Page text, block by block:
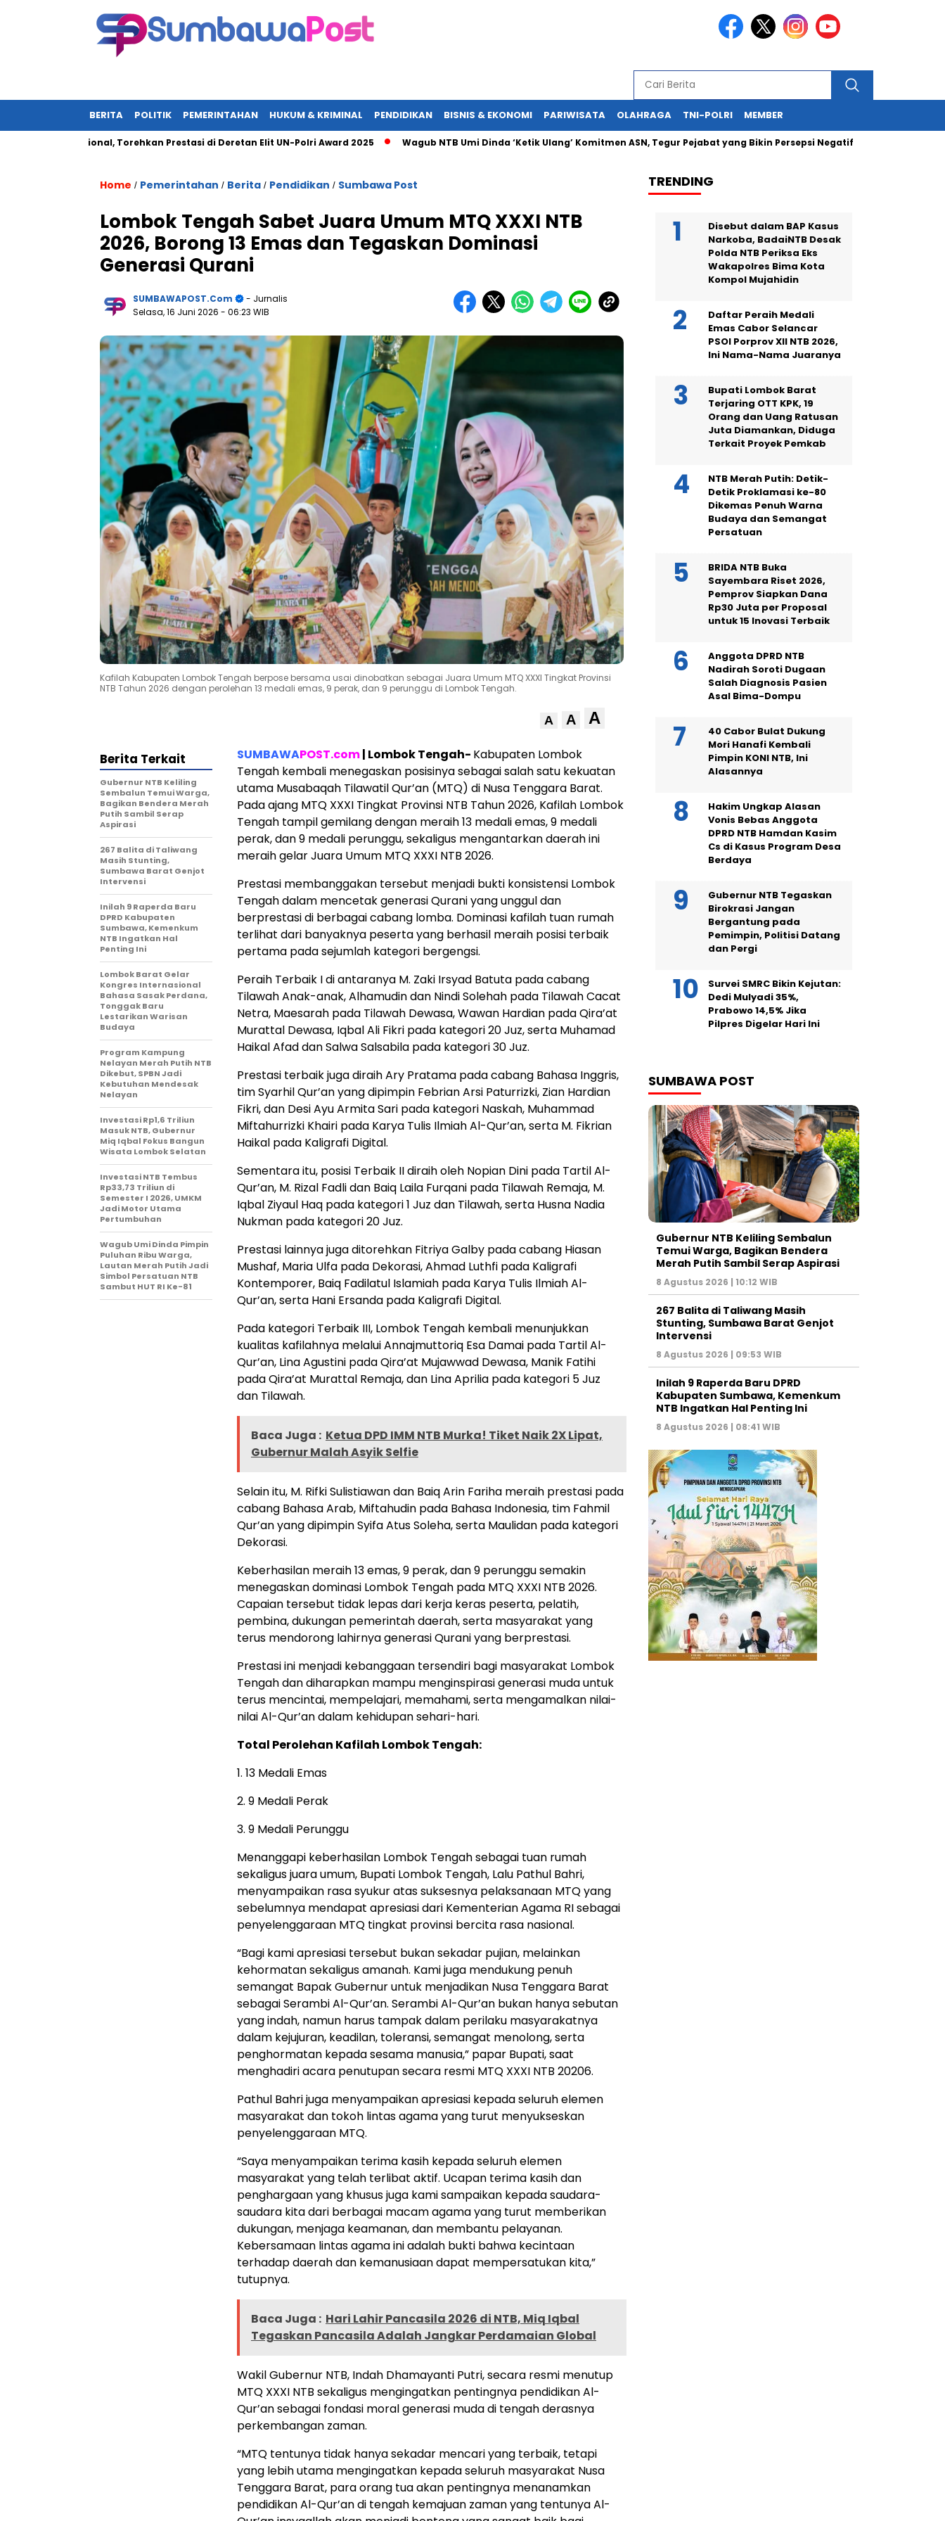
BERITA POLITIK PEMERINTAHAN HUKUM & KRIMINAL PENDIDIKAN BISNIS & EKONOMI PARIWISATA OLAHRAGA TNI-POLRI MEMBER
Nasional, Torehkan Prestasi di Deretan Elit UN-Polri Award 2025 Wagub NTB Umi Dinda ‘Ketik Ulang’ Komitmen ASN, Tegur Pejabat yang Bikin Persepsi Negatif Kapolda NTB Hadi
Home / Pemerintahan / Berita / Pendidikan / Sumbawa Post
Lombok Tengah Sabet Juara Umum MTQ XXXI NTB
2026, Borong 13 Emas dan Tegaskan Dominasi
Generasi Qurani
SUMBAWAPOST.com
- Jurnalis
Selasa, 16 Juni 2026 - 06:23 WIB
Kafilah Kabupaten Lombok Tengah berpose bersama usai dinobatkan sebagai Juara Umum MTQ XXXI Tingkat Provinsi
NTB Tahun 2026 dengan perolehan 13 medali emas, 9 perak, dan 9 perunggu di Lombok Tengah.
A A A
SUMBAWAPOST.com| Lombok Tengah- Kabupaten Lombok
Tengah kembali menegaskan posisinya sebagai salah satu kekuatan
utama Musabaqah Tilawatil Qur’an (MTQ) di Nusa Tenggara Barat.
Pada ajang MTQ XXXI Tingkat Provinsi NTB Tahun 2026, Kafilah Lombok
Tengah tampil gemilang dengan meraih 13 medali emas, 9 medali
perak, dan 9 medali perunggu, sekaligus mengantarkan daerah ini
meraih gelar Juara Umum MTQ XXXI NTB 2026.
Prestasi membanggakan tersebut menjadi bukti konsistensi Lombok
Tengah dalam mencetak generasi Qurani yang unggul dan
berprestasi di berbagai cabang lomba. Dominasi kafilah tuan rumah
terlihat dari banyaknya peserta yang berhasil meraih posisi terbaik
pertama pada sejumlah kategori bergengsi.
Peraih Terbaik I di antaranya M. Zaki Irsyad Batuta pada cabang
Tilawah Anak-anak, Alhamudin dan Nindi Solehah pada Tilawah Cacat
Netra, Maesarah pada Tilawah Dewasa, Wawan Hardian pada Qira’at
Murattal Dewasa, Iqbal Ali Fikri pada kategori 20 Juz, serta Muhamad
Haikal Afad dan Salwa Salsabila pada kategori 30 Juz.
Prestasi terbaik juga diraih Ary Pratama pada cabang Bahasa Inggris,
tim Syarhil Qur’an yang dipimpin Febrian Arsi Paturrizki, Zian Hardian
Fikri, dan Desi Ayu Armita Sari pada kategori Naskah, Muhammad
Miftahurrizki Khairi pada Karya Tulis Ilmiah Al-Qur’an, serta M. Fikrian
Haikal pada Kaligrafi Digital.
Sementara itu, posisi Terbaik II diraih oleh Nopian Dini pada Tartil Al-
Qur’an, M. Rizal Fadli dan Baiq Laila Furqani pada Tilawah Remaja, M.
Iqbal Ziyaul Haq pada kategori 1 Juz dan Tilawah, serta Husna Nadia
Nukman pada kategori 20 Juz.
Prestasi lainnya juga ditorehkan Fitriya Galby pada cabang Hiasan
Mushaf, Maria Ulfa pada Dekorasi, Ahmad Luthfi pada Kaligrafi
Kontemporer, Baiq Fadilatul Islamiah pada Karya Tulis Ilmiah Al-
Qur’an, serta Hani Ersanda pada Kaligrafi Digital.
Pada kategori Terbaik III, Lombok Tengah kembali menunjukkan
kualitas kafilahnya melalui Annajmuttoriq Esa Damai pada Tartil Al-
Qur’an, Lina Agustini pada Qira’at Mujawwad Dewasa, Manik Fatihi
pada Qira’at Murattal Remaja, dan Lina Aprilia pada kategori 5 Juz
dan Tilawah.
Baca Juga : Ketua DPD IMM NTB Murka! Tiket Naik 2X Lipat,
Gubernur Malah Asyik Selfie
Selain itu, M. Rifki Sulistiawan dan Baiq Arin Fariha meraih prestasi pada
cabang Bahasa Arab, Miftahudin pada Bahasa Indonesia, tim Fahmil
Qur’an yang dipimpin Syifa Atus Soleha, serta Maulidan pada kategori
Dekorasi.
Keberhasilan meraih 13 emas, 9 perak, dan 9 perunggu semakin
menegaskan dominasi Lombok Tengah pada MTQ XXXI NTB 2026.
Capaian tersebut tidak lepas dari kerja keras peserta, pelatih,
pembina, dukungan pemerintah daerah, serta masyarakat yang
terus mendorong lahirnya generasi Qurani yang berprestasi.
Prestasi ini menjadi kebanggaan tersendiri bagi masyarakat Lombok
Tengah dan diharapkan mampu menginspirasi generasi muda untuk
terus mencintai, mempelajari, memahami, serta mengamalkan nilai-
nilai Al-Qur’an dalam kehidupan sehari-hari.
Total Perolehan Kafilah Lombok Tengah:
1. 13 Medali Emas
2. 9 Medali Perak
3. 9 Medali Perunggu
Menanggapi keberhasilan Lombok Tengah sebagai tuan rumah
sekaligus juara umum, Bupati Lombok Tengah, Lalu Pathul Bahri,
menyampaikan rasa syukur atas suksesnya pelaksanaan MTQ yang
sebelumnya mendapat apresiasi dari Kementerian Agama RI sebagai
penyelenggaraan MTQ tingkat provinsi bercita rasa nasional.
“Bagi kami apresiasi tersebut bukan sekadar pujian, melainkan
kehormatan sekaligus amanah. Kami juga mendukung penuh
semangat Bapak Gubernur untuk menjadikan Nusa Tenggara Barat
sebagai Serambi Al-Qur’an. Serambi Al-Qur’an bukan hanya sebutan
yang indah, namun harus tampak dalam perilaku masyarakatnya
dalam kejujuran, keadilan, toleransi, semangat menolong, serta
penghormatan kepada sesama manusia,” papar Bupati, saat
menghadiri acara penutupan secara resmi MTQ XXXI NTB 20206.
Pathul Bahri juga menyampaikan apresiasi kepada seluruh elemen
masyarakat dan tokoh lintas agama yang turut menyukseskan
penyelenggaraan MTQ.
“Saya menyampaikan terima kasih kepada seluruh elemen
masyarakat yang telah terlibat aktif. Ucapan terima kasih dan
penghargaan yang khusus juga kami sampaikan kepada saudara-
saudara kita dari berbagai macam agama yang turut memberikan
dukungan, menjaga keamanan, dan membantu pelayanan.
Kebersamaan lintas agama ini adalah bukti bahwa kecintaan
terhadap daerah dan kemanusiaan dapat mempersatukan kita,”
tutupnya.
Baca Juga : Hari Lahir Pancasila 2026 di NTB, Miq Iqbal
Tegaskan Pancasila Adalah Jangkar Perdamaian Global
Wakil Gubernur NTB, Indah Dhamayanti Putri, secara resmi menutup
MTQ XXXI NTB sekaligus mengingatkan pentingnya pendidikan Al-
Qur’an sebagai fondasi moral generasi muda di tengah derasnya
perkembangan zaman.
“MTQ tentunya tidak hanya sekadar mencari yang terbaik, tetapi
yang lebih utama mengingatkan kepada seluruh masyarakat Nusa
Tenggara Barat, para orang tua akan pentingnya menanamkan
pendidikan Al-Qur’an di tengah kemajuan zaman yang tentunya Al-
Berita Terkait
Gubernur NTB Keliling
Sembalun Temui Warga,
Bagikan Bendera Merah
Putih Sambil Serap
Aspirasi
267 Balita di Taliwang
Masih Stunting,
Sumbawa Barat Genjot
Intervensi
Inilah 9 Raperda Baru
DPRD Kabupaten
Sumbawa, Kemenkum
NTB Ingatkan Hal
Penting Ini
Lombok Barat Gelar
Kongres Internasional
Bahasa Sasak Perdana,
Tonggak Baru
Lestarikan Warisan
Budaya
Program Kampung
Nelayan Merah Putih NTB
Dikebut, SPBN Jadi
Kebutuhan Mendesak
Nelayan
Investasi Rp1,6 Triliun
Masuk NTB, Gubernur
Miq Iqbal Fokus Bangun
Wisata Lombok Selatan
Investasi NTB Tembus
Rp33,73 Triliun di
Semester I 2026, UMKM
Jadi Motor Utama
Pertumbuhan
Wagub Umi Dinda Pimpin
Puluhan Ribu Warga,
Lautan Merah Putih Jadi
Simbol Persatuan NTB
Sambut HUT RI Ke-81
TRENDING
Disebut dalam BAP Kasus
Narkoba, BadaiNTB Desak
Polda NTB Periksa Eks
Wakapolres Bima Kota
Kompol Mujahidin
Daftar Peraih Medali
Emas Cabor Selancar
PSOI Porprov XII NTB 2026,
Ini Nama-Nama Juaranya
Bupati Lombok Barat
Terjaring OTT KPK, 19
Orang dan Uang Ratusan
Juta Diamankan, Diduga
Terkait Proyek Pemkab
NTB Merah Putih: Detik-
Detik Proklamasi ke-80
Dikemas Penuh Warna
Budaya dan Semangat
Persatuan
BRIDA NTB Buka
Sayembara Riset 2026,
Pemprov Siapkan Dana
Rp30 Juta per Proposal
untuk 15 Inovasi Terbaik
Anggota DPRD NTB
Nadirah Soroti Dugaan
Salah Diagnosis Pasien
Asal Bima-Dompu
40 Cabor Bulat Dukung
Mori Hanafi Kembali
Pimpin KONI NTB, Ini
Alasannya
Hakim Ungkap Alasan
Vonis Bebas Anggota
DPRD NTB Hamdan Kasim
Cs di Kasus Program Desa
Berdaya
Gubernur NTB Tegaskan
Birokrasi Jangan
Bergantung pada
Pemimpin, Politisi Datang
dan Pergi
Survei SMRC Bikin Kejutan:
Dedi Mulyadi 35%,
Prabowo 14,5% Jika
Pilpres Digelar Hari Ini
SUMBAWA POST
Gubernur NTB Keliling Sembalun
Temui Warga, Bagikan Bendera
Merah Putih Sambil Serap Aspirasi
8 Agustus 2026 | 10:12 WIB
267 Balita di Taliwang Masih
Stunting, Sumbawa Barat Genjot
Intervensi
8 Agustus 2026 | 09:53 WIB
Inilah 9 Raperda Baru DPRD
Kabupaten Sumbawa, Kemenkum
NTB Ingatkan Hal Penting Ini
8 Agustus 2026 | 08:41 WIB